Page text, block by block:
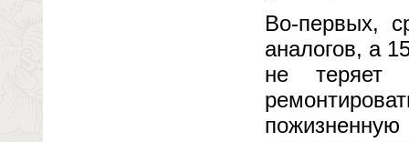
Во-первых,
аналогов, а
не теряет